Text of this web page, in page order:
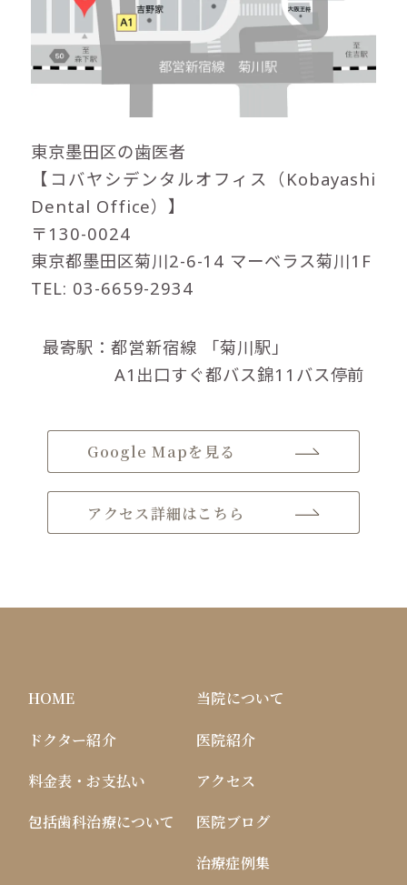
東京墨田区の歯医者
【コバヤシデンタルオフィス（Kobayashi
Dental Office）】
〒130-0024
東京都墨田区菊川2-6-14 マーベラス菊川1F
TEL: 03-6659-2934
最寄駅：都営新宿線 「菊川駅」
A1出口すぐ都バス錦11バス停前
Google Mapを見る
アクセス詳細はこちら
HOME
当院について
ドクター紹介
医院紹介
料金表・お支払い
アクセス
包括歯科治療について
医院ブログ
治療症例集